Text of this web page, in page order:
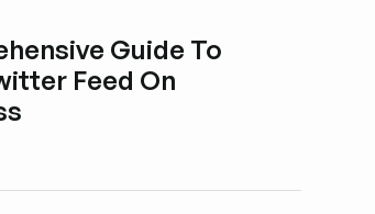
Guide To
Feed On